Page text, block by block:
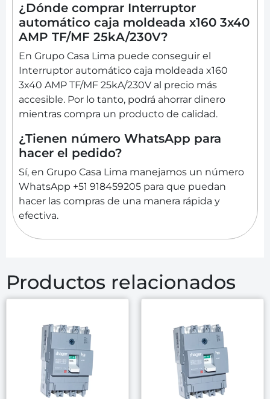
¿Dónde comprar Interruptor
automático caja moldeada x160 3x40
AMP TF/MF 25kA/230V?
En Grupo Casa Lima puede conseguir el
Interruptor automático caja moldeada x160
3x40 AMP TF/MF 25kA/230V al precio más
accesible. Por lo tanto, podrá ahorrar dinero
mientras compra un producto de calidad.
¿Tienen número WhatsApp para
hacer el pedido?
Sí, en Grupo Casa Lima manejamos un número
WhatsApp +51 918459205 para que puedan
hacer las compras de una manera rápida y
efectiva.
Productos relacionados